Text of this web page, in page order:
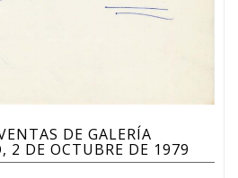
DE GALERÍA
2 DE OCTUBRE DE 1979